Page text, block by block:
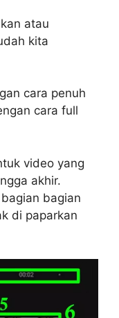
atau
kita
cara penuh
cara full
video yang
akhir.
bagian
di paparkan